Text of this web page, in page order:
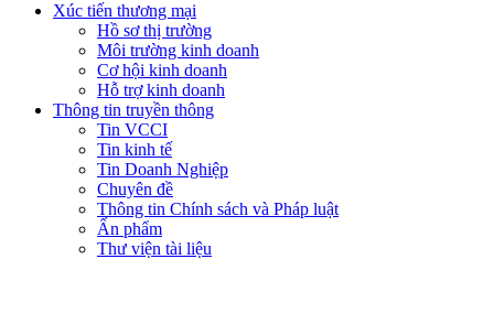
Xúc tiến thương mại
Hồ sơ thị trường
Môi trường kinh doanh
Cơ hội kinh doanh
Hỗ trợ kinh doanh
Thông tin truyền thông
Tin VCCI
Tin kinh tế
Tin Doanh Nghiệp
Chuyên đề
Thông tin Chính sách và Pháp luật
Ấn phẩm
Thư viện tài liệu